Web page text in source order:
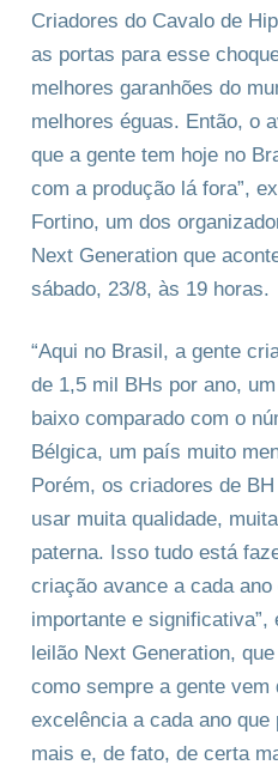
Criadores do Cavalo de
as portas para esse
melhores garanhões do
melhores éguas. Então, o
que a gente tem hoje no
com a produção lá fora”,
Fortino, um dos
Next Generation que
sábado, 23/8, às 19 horas.
“Aqui no Brasil, a gente
de 1,5 mil BHs por ano,
baixo comparado com o
Bélgica, um país muito
Porém, os criadores de
usar muita qualidade,
paterna. Isso tudo está
criação avance a cada
importante e significativa”,
leilão Next Generation,
como sempre a gente vem
excelência a cada ano
mais e, de fato, de certa